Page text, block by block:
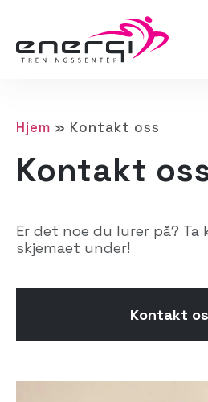
Hjem » Kontakt oss
Kontakt
Er det noe du lurer på?
skjemaet under!
Kontakt